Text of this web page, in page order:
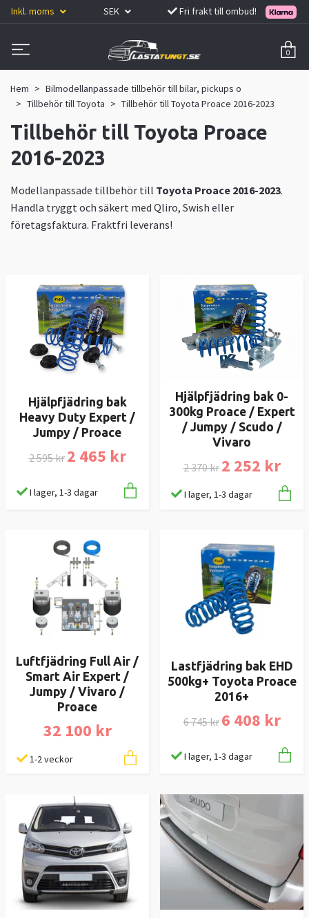
Inkl. moms SEK Fri frakt till ombud!
0
Hem
Bilmodellanpassade tillbehör till bilar, pickups o
Tillbehör till Toyota
Tillbehör till Toyota Proace 2016-2023
Tillbehör till Toyota Proace
2016-2023
Modellanpassade tillbehör till Toyota Proace 2016-2023.
Handla tryggt och säkert med Qliro, Swish eller
företagsfaktura. Fraktfri leverans!
Hjälpfjädring bak
Heavy Duty Expert /
Jumpy / Proace
2 595 kr 2 465 kr
I lager, 1-3 dagar
Hjälpfjädring bak 0-
300kg Proace / Expert
/ Jumpy / Scudo /
Vivaro
2 370 kr 2 252 kr
I lager, 1-3 dagar
Luftfjädring Full Air /
Smart Air Expert /
Jumpy / Vivaro /
Proace
32 100 kr
1-2 veckor
Lastfjädring bak EHD
500kg+ Toyota Proace
2016+
6 745 kr 6 408 kr
I lager, 1-3 dagar